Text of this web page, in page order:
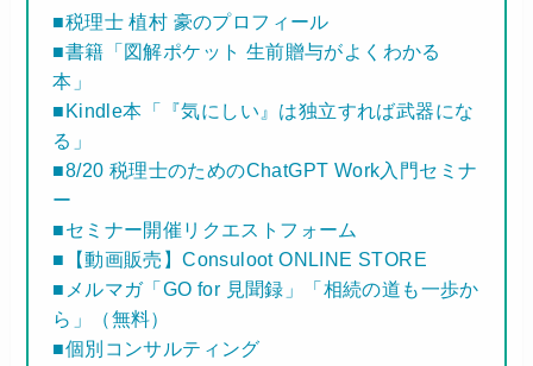
■税理士 植村 豪のプロフィール
■書籍「図解ポケット 生前贈与がよくわかる
本」
■Kindle本「『気にしい』は独立すれば武器にな
る」
■8/20 税理士のためのChatGPT Work入門セミナ
ー
■セミナー開催リクエストフォーム
■【動画販売】Consuloot ONLINE STORE
■メルマガ「GO for 見聞録」「相続の道も一歩か
ら」（無料）
■個別コンサルティング